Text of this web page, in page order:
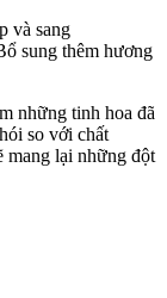
và sang
sung thêm hương
những tinh hoa đã
so với chất
mang lại những đột